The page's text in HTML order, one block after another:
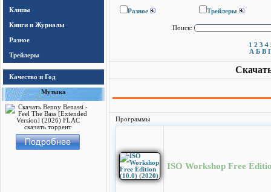
Клипы
Книги и Журналы
Разное
Трейлеры
Качество и Год
Музыка
Разное Трейлеры
Поиск:
1 2 3 4
А Б В
Программы
ISO Workshop Free